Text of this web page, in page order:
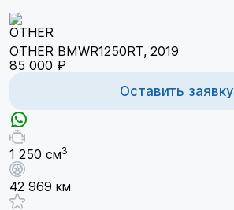
OTHER BMWR1250RT, 2019
85 000 ₽
Оставить заявку
1 250 см3
42 969 км